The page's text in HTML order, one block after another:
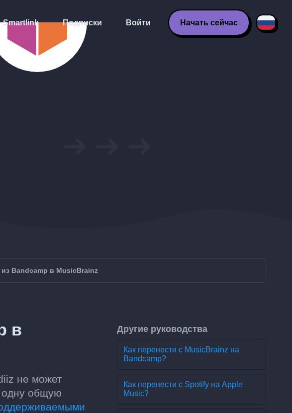
Smartlink Подписки Войти Начать сейчас
Bandcamp в MusicBrainz
в
не может
одну общую
Другие руководства
Как перенести с MusicBrainz на
Bandcamp?
Как перенести с Spotify на Apple
Music?